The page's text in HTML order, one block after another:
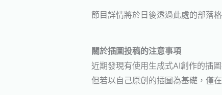
節目詳情將於日後透過此處的部落
關於插圖投稿的注意事項
近期發現有使用生成式AI創作的插
但若以自己原創的插圖為基礎，僅